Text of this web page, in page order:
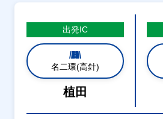
出発IC
名二環(高針)
植田